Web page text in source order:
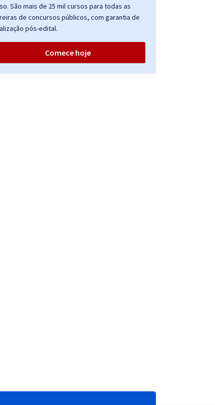
São mais de 25 mil cursos para todas as
de concursos públicos, com garantia de
pós-edital.
Comece hoje